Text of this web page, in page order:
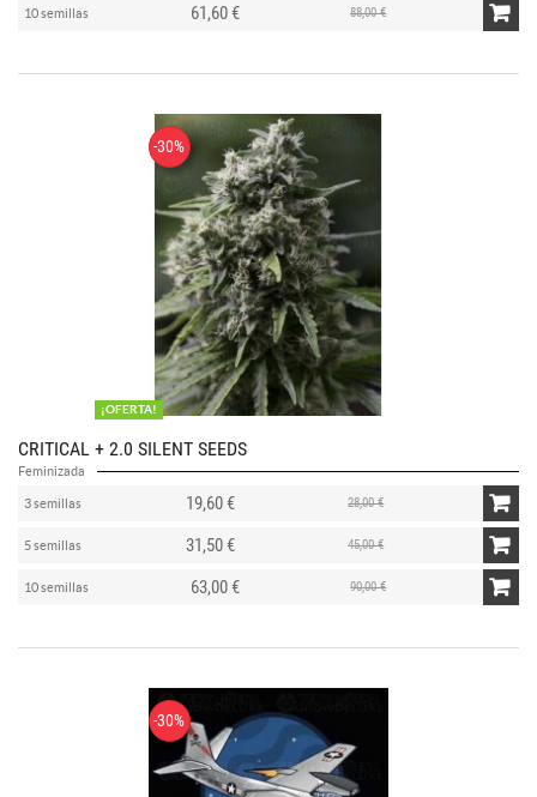
10 semillas 61,60 € 88,00 €
-30%
¡OFERTA!
CRITICAL + 2.0 SILENT SEEDS
Feminizada
3 semillas 19,60 € 28,00 €
5 semillas 31,50 € 45,00 €
10 semillas 63,00 € 90,00 €
-30%